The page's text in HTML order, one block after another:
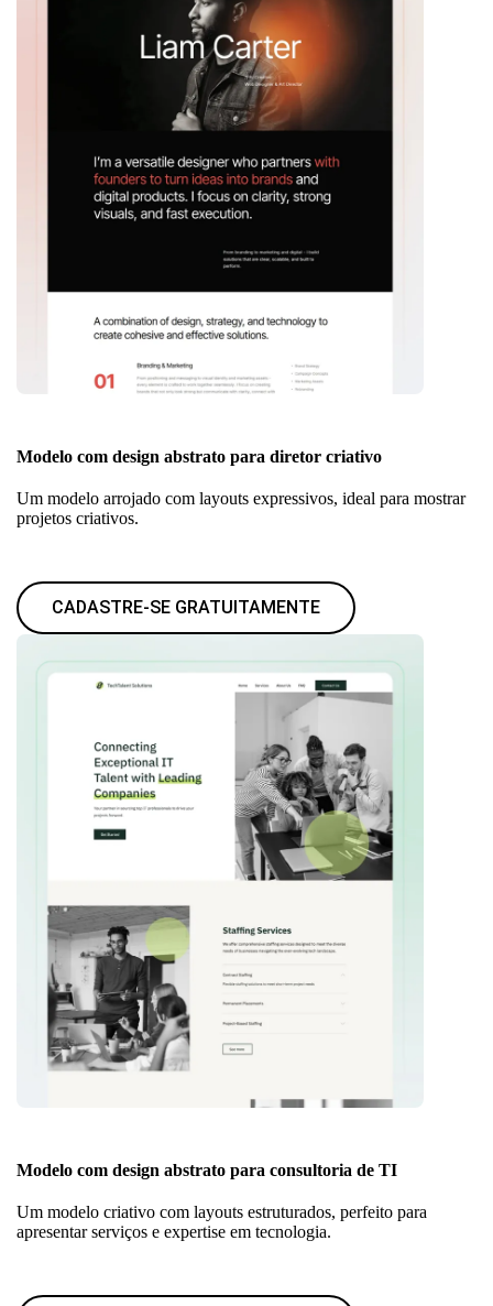
Modelo com design abstrato para diretor criativo
Um modelo arrojado com layouts expressivos, ideal para mostrar
projetos criativos.
CADASTRE-SE GRATUITAMENTE
Modelo com design abstrato para consultoria de TI
Um modelo criativo com layouts estruturados, perfeito para
apresentar serviços e expertise em tecnologia.